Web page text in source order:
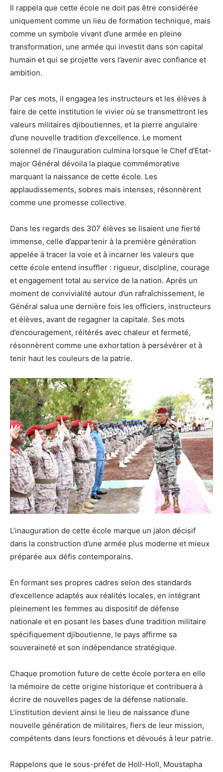
Il rappela que cette école ne doit pas être considérée
uniquement comme un lieu de formation technique, mais
comme un symbole vivant d’une armée en pleine
transformation, une armée qui investit dans son capital
humain et qui se projette vers l’avenir avec confiance et
ambition.
Par ces mots, il engagea les instructeurs et les élèves à
faire de cette institution le vivier où se transmettront les
valeurs militaires djiboutiennes, et la pierre angulaire
d’une nouvelle tradition d’excellence. Le moment
solennel de l’inauguration culmina lorsque le Chef d’Etat-
major Général dévoila la plaque commémorative
marquant la naissance de cette école. Les
applaudissements, sobres mais intenses, résonnèrent
comme une promesse collective.
Dans les regards des 307 élèves se lisaient une fierté
immense, celle d’appartenir à la première génération
appelée à tracer la voie et à incarner les valeurs que
cette école entend insuffler : rigueur, discipline, courage
et engagement total au service de la nation. Après un
moment de convivialité autour d’un rafraîchissement, le
Général salua une dernière fois les officiers, instructeurs
et élèves, avant de regagner la capitale. Ses mots
d’encouragement, réitérés avec chaleur et fermeté,
résonnèrent comme une exhortation à persévérer et à
tenir haut les couleurs de la patrie.
L’inauguration de cette école marque un jalon décisif
dans la construction d’une armée plus moderne et mieux
préparée aux défis contemporains.
En formant ses propres cadres selon des standards
d’excellence adaptés aux réalités locales, en intégrant
pleinement les femmes au dispositif de défense
nationale et en posant les bases d’une tradition militaire
spécifiquement djiboutienne, le pays affirme sa
souveraineté et son indépendance stratégique.
Chaque promotion future de cette école portera en elle
la mémoire de cette origine historique et contribuera à
écrire de nouvelles pages de la défense nationale.
L’institution devient ainsi le lieu de naissance d’une
nouvelle génération de militaires, fiers de leur mission,
compétents dans leurs fonctions et dévoués à leur patrie.
Rappelons que le sous-préfet de Holl-Holl, Moustapha